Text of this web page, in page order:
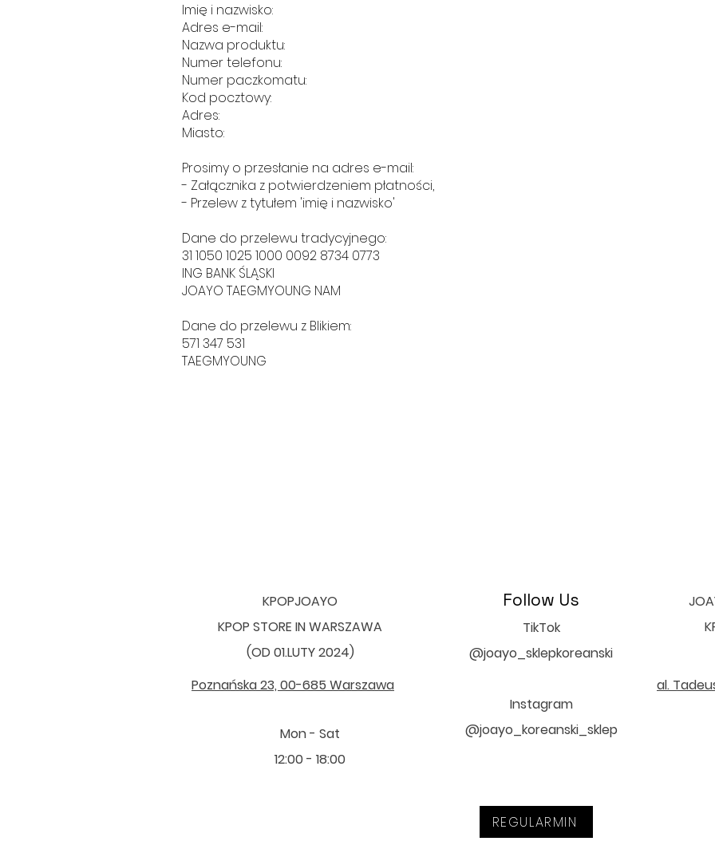
Imię i nazwisko:
Adres e-mail:
Nazwa produktu:
Numer telefonu:
Numer paczkomatu:
Kod pocztowy:
Adres:
Miasto:
Prosimy o przesłanie na adres e-mail:
- Załącznika z potwierdzeniem płatności,
- Przelew z tytułem 'imię i nazwisko'
Dane do przelewu tradycyjnego:
31 1050 1025 1000 0092 8734 0773
ING BANK ŚLĄSKI
JOAYO TAEGMYOUNG NAM
Dane do przelewu z Blikiem:
571 347 531
TAEGMYOUNG
Follow Us
KPOPJOAYO
KPOP STORE IN WARSZAWA
(OD 01.LUTY 2024)
Mon - Sat
12:00 - 18:00
Poznańska 23, 00-685 Warszawa
TikTok
@joayo_sklepkoreanski
Instagram
@joayo_koreanski_sklep
al.
REGULARMIN